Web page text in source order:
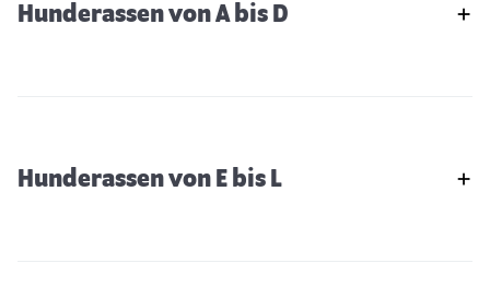
Hunderassen von A bis D
Hunderassen von E bis L